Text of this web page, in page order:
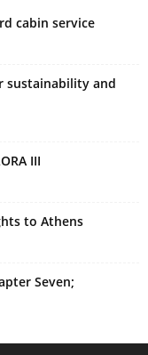
cabin service
sustainability and
III
to Athens
Seven;